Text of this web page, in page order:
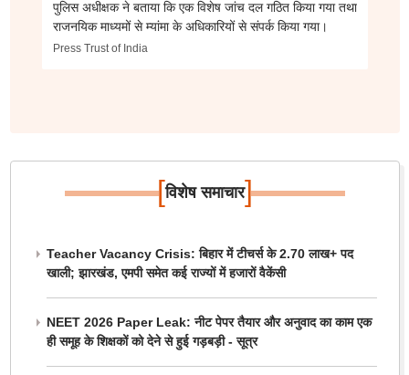
पुलिस अधीक्षक ने बताया कि एक विशेष जांच दल गठित किया गया तथा
राजनयिक माध्यमों से म्यांमा के अधिकारियों से संपर्क किया गया।
Press Trust of India
[विशेष समाचार]
Teacher Vacancy Crisis: बिहार में टीचर्स के 2.70 लाख+ पद
खाली; झारखंड, एमपी समेत कई राज्यों में हजारों वैकेंसी
NEET 2026 Paper Leak: नीट पेपर तैयार और अनुवाद का काम एक
ही समूह के शिक्षकों को देने से हुई गड़बड़ी - सूत्र